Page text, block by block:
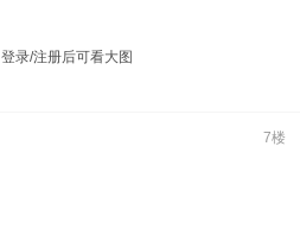
登录/注册后可看大图
7楼